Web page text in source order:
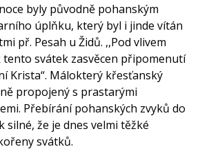
Září 2015
byly původně pohanským
úplňku, který byl i jinde vítán
př. Pesah u Židů. ,,Pod vlivem
svátek zasvěcen připomenutí
Krista“. Málokterý křesťanský
propojený s prastarými
Přebírání pohanských zvyků do
silné, že je dnes velmi těžké
svátků.